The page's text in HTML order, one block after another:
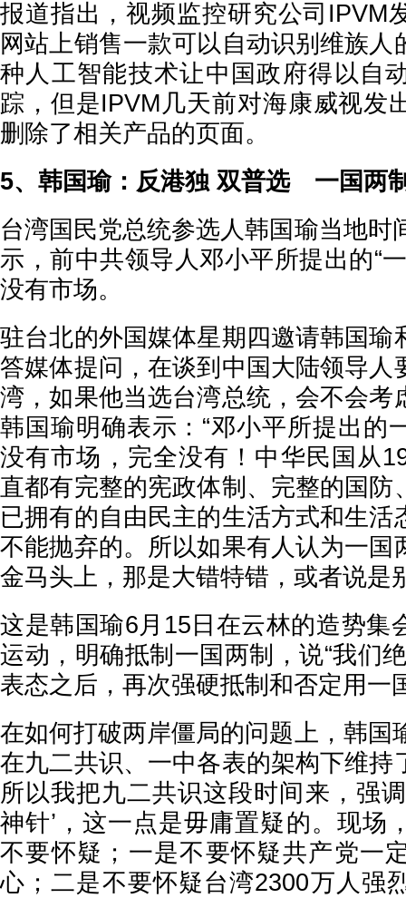
报道指出，视频监控研究公司IPVM
网站上销售一款可以自动识别维族人
种人工智能技术让中国政府得以自
踪，但是IPVM几天前对海康威视发
删除了相关产品的页面。
5、韩国瑜：反港独 双普选 一国两
台湾国民党总统参选人韩国瑜当地时
示，前中共领导人邓小平所提出的“
没有市场。
驻台北的外国媒体星期四邀请韩国瑜
答媒体提问，在谈到中国大陆领导人
湾，如果他当选台湾总统，会不会考
韩国瑜明确表示：“邓小平所提出的
没有市场，完全没有！中华民国从
直都有完整的宪政体制、完整的国防
已拥有的自由民主的生活方式和生活
不能抛弃的。所以如果有人认为一国
金马头上，那是大错特错，或者说是
这是韩国瑜6月15日在云林的造势集
运动，明确抵制一国两制，说“我们
表态之后，再次强硬抵制和否定用一
在如何打破两岸僵局的问题上，韩国
在九二共识、一中各表的架构下维持
所以我把九二共识这段时间来，强
神针’，这一点是毋庸置疑的。现场
不要怀疑；一是不要怀疑共产党一
心；二是不要怀疑台湾2300万人强